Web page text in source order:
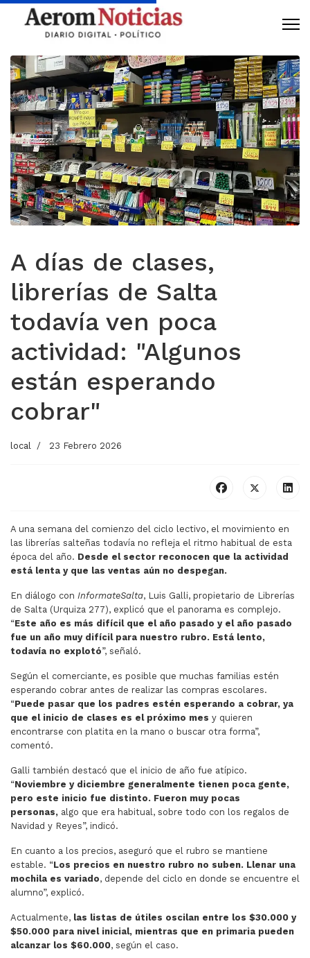
A días de clases,
librerías de Salta
todavía ven poca
actividad: "Algunos
están esperando
cobrar"
local 23 Febrero 2026
A una semana del comienzo del ciclo lectivo, el movimiento en
las librerías salteñas todavía no refleja el ritmo habitual de esta
época del año. Desde el sector reconocen que la actividad
está lenta y que las ventas aún no despegan.
En diálogo con InformateSalta, Luis Galli, propietario de Librerías
de Salta (Urquiza 277), explicó que el panorama es complejo.
“Este año es más difícil que el año pasado y el año pasado
fue un año muy difícil para nuestro rubro. Está lento,
todavía no explotó”, señaló.
Según el comerciante, es posible que muchas familias estén
esperando cobrar antes de realizar las compras escolares.
“Puede pasar que los padres estén esperando a cobrar, ya
que el inicio de clases es el próximo mes y quieren
encontrarse con platita en la mano o buscar otra forma”,
comentó.
Galli también destacó que el inicio de año fue atípico.
“Noviembre y diciembre generalmente tienen poca gente,
pero este inicio fue distinto. Fueron muy pocas
personas, algo que era habitual, sobre todo con los regalos de
Navidad y Reyes”, indicó.
En cuanto a los precios, aseguró que el rubro se mantiene
estable. “Los precios en nuestro rubro no suben. Llenar una
mochila es variado, depende del ciclo en donde se encuentre el
alumno”, explicó.
Actualmente, las listas de útiles oscilan entre los $30.000 y
$50.000 para nivel inicial, mientras que en primaria pueden
alcanzar los $60.000, según el caso.